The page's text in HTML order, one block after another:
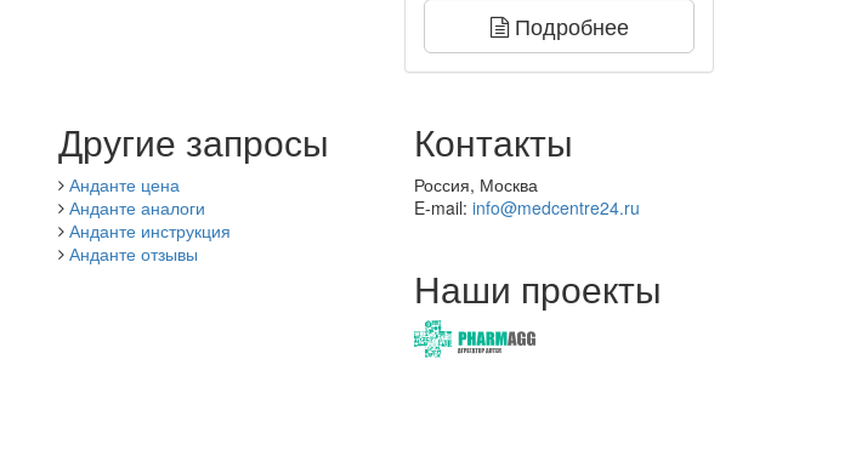
Подробнее
Другие запросы
Анданте цена
Анданте аналоги
Анданте инструкция
Анданте отзывы
Контакты
Россия, Москва
E-mail: info@medcentre24.ru
Наши проекты